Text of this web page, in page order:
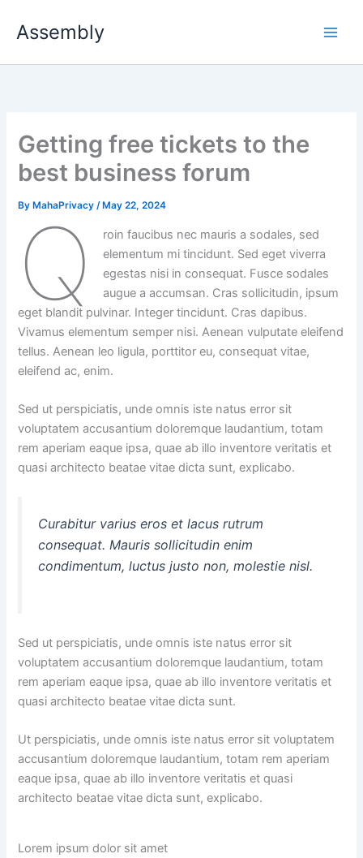
Assembly
Getting free tickets to the
best business forum
By MahaPrivacy/ May 22, 2024
Q
roin faucibus nec mauris a sodales, sed
elementum mi tincidunt. Sed eget viverra
egestas nisi in consequat. Fusce sodales
augue a accumsan. Cras sollicitudin, ipsum
eget blandit pulvinar. Integer tincidunt. Cras dapibus.
Vivamus elementum semper nisi. Aenean vulputate eleifend
tellus. Aenean leo ligula, porttitor eu, consequat vitae,
eleifend ac, enim.
Sed ut perspiciatis, unde omnis iste natus error sit
voluptatem accusantium doloremque laudantium, totam
rem aperiam eaque ipsa, quae ab illo inventore veritatis et
quasi architecto beatae vitae dicta sunt, explicabo.
Curabitur varius eros et lacus rutrum
consequat. Mauris sollicitudin enim
condimentum, luctus justo non, molestie nisl.
Sed ut perspiciatis, unde omnis iste natus error sit
voluptatem accusantium doloremque laudantium, totam
rem aperiam eaque ipsa, quae ab illo inventore veritatis et
quasi architecto beatae vitae dicta sunt.
Ut perspiciatis, unde omnis iste natus error sit voluptatem
accusantium doloremque laudantium, totam rem aperiam
eaque ipsa, quae ab illo inventore veritatis et quasi
architecto beatae vitae dicta sunt, explicabo.
Lorem ipsum dolor sit amet